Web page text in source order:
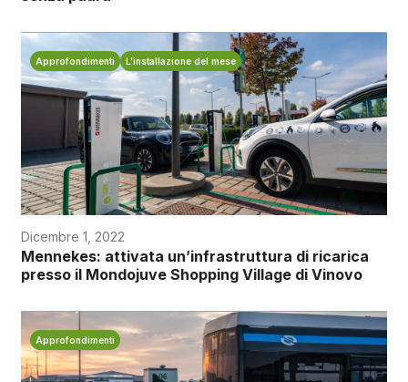
Approfondimenti L’installazione del mese
Dicembre 1, 2022
Mennekes: attivata un’infrastruttura di ricarica
presso il Mondojuve Shopping Village di Vinovo
Approfondimenti